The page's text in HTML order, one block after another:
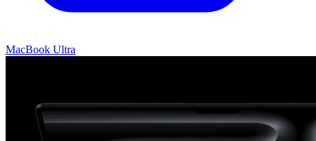
MacBook Ultra